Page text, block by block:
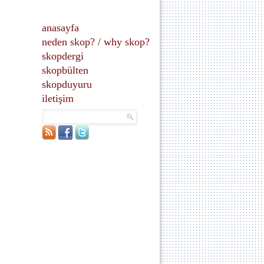
anasayfa
neden skop? / why skop?
skopdergi
skopbülten
skopduyuru
iletişim